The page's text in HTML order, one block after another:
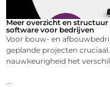
Meer overzicht en
software voor bedrijven
Voor bouw- en
geplande projecten
nauwkeurigheid het